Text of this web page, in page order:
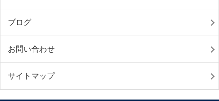
ブログ
お問い合わせ
サイトマップ